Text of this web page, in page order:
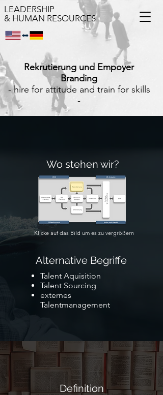
LEADERSHIP
& HUMAN RESOURCES
Rekrutierung und Empoyer
Branding
- hire for attitude and train for skills
-
Wo stehen wir?
Klicke auf das Bild um es zu vergrößern
Alternative Begriffe
Talent Aquisition
Talent Sourcing
externes
Talentmanagement
Definition